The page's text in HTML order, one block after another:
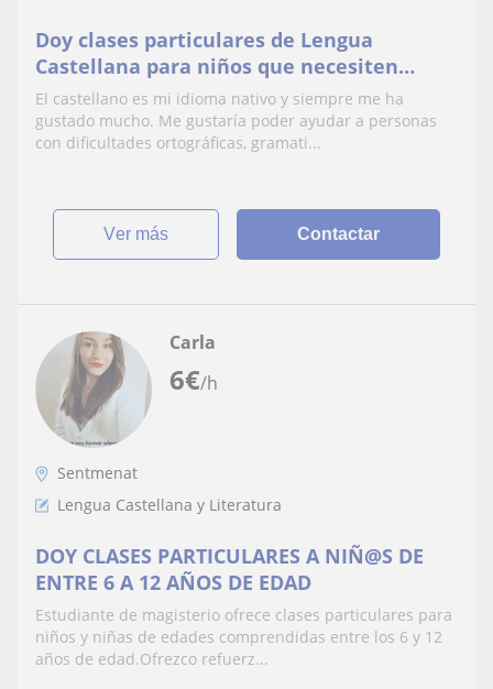
Doy clases particulares de Lengua
Castellana para niños que necesiten
refuerzo
El castellano es mi idioma nativo y siempre me ha
gustado mucho. Me gustaría poder ayudar a personas
con dificultades ortográficas, gramati...
ver más Contactar
6€/h
Carla
Sentmenat
Lengua Castellana y Literatura
DOY CLASES PARTICULARES A NIÑ@S DE
ENTRE 6 A 12 AÑOS DE EDAD
Estudiante de magisterio ofrece clases particulares para
niños y niñas de edades comprendidas entre los 6 y 12
años de edad.Ofrezco refuerz...